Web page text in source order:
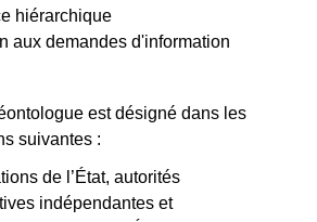
hiérarchique
aux demandes d'information
est désigné dans les
suivantes :
de l’État, autorités
indépendantes et